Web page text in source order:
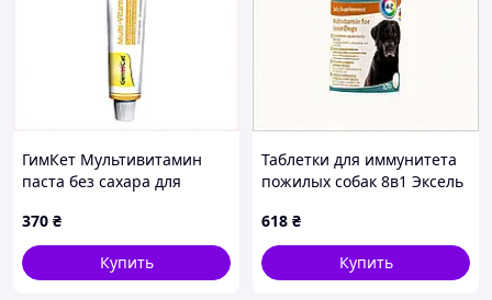
ГимКет Мультивитамин
паста без сахара для
8997MB575
370 ₴
Купить
Таблетки для иммунитета
пожилых собак 8в1 Эксель
618 ₴
Купить